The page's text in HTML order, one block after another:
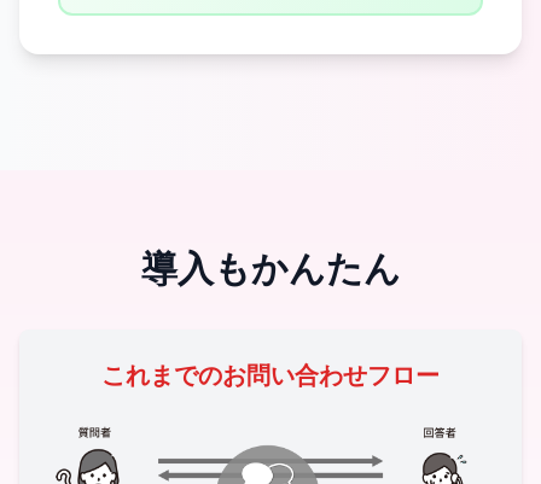
導入もかんたん
これまでのお問い合わせフロー